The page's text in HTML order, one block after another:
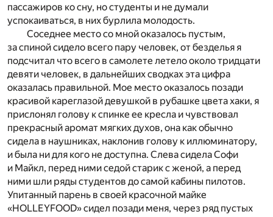
пассажиров ко сну, но студенты и не думали
успокаиваться, в них бурлила молодость.
Соседнее место со мной оказалось пустым,
за спиной сидело всего пару человек, от безделья я
подсчитал что всего в самолете летело около тридцати
девяти человек, в дальнейших сводках эта цифра
оказалась правильной. Мое место оказалось позади
красивой кареглазой девушкой в рубашке цвета хаки, я
прислонял голову к спинке ее кресла и чувствовал
прекрасный аромат мягких духов, она как обычно
сидела в наушниках, наклонив голову к иллюминатору,
и была ни для кого не доступна. Слева сидела Софи
и Майкл, перед ними седой старик с женой, а перед
ними шли ряды студентов до самой кабины пилотов.
Упитанный парень в своей красочной майке
«HOLLEYFOOD» сидел позади меня, через ряд пустых